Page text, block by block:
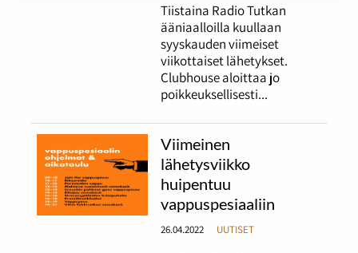
Tiistaina Radio Tutkan
ääniaalloilla kuullaan
syyskauden viimeiset
viikottaiset lähetykset.
Clubhouse aloittaa jo
poikkeuksellisesti...
Viimeinen
lähetysviikko
huipentuu
vappuspesiaaliin
26.04.2022 UUTISET